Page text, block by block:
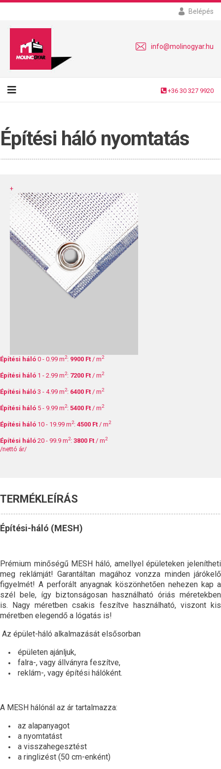
Belépés
info@molinogyar.hu
+36 30 327 9920
Építési háló nyomtatás
+
Építési háló 0 - 0.99 m2: 9900 Ft / m2
Építési háló 1 - 2.99 m2: 7200 Ft / m2
Építési háló 3 - 4.99 m2: 6400 Ft / m2
Építési háló 5 - 9.99 m2: 5400 Ft / m2
Építési háló 10 - 19.99 m2: 4500 Ft / m2
Építési háló 20 - 99.9 m2: 3800 Ft / m2
/nettó ár/
TERMÉKLEÍRÁS
Építési-háló (MESH)
Prémium minőségű MESH háló, amellyel épületeken jelenítheti
meg reklámját! Garantáltan magához vonzza minden járókelő
figyelmét! A perforált anyagnak köszönhetően nehezen kap a
szél bele, így biztonságosan használható óriás méretekben
is. Nagy méretben csakis feszítve használható, viszont kis
méretben elegendő a lógatás is!
Az épület-háló alkalmazását elsősorban
épületen ajánljuk,
falra-, vagy állványra feszítve,
reklám-, vagy építési hálóként.
A MESH hálónál az ár tartalmazza:
az alapanyagot
a nyomtatást
a visszahegesztést
a ringlizést (50 cm-enként)